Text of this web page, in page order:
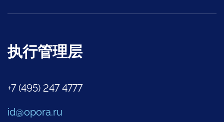
执行管理层
+7 (495) 247 4777
id@opora.ru